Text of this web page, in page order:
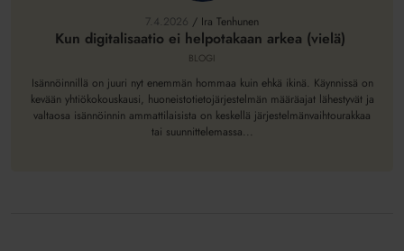
helpotakaan
(vielä)
7.4.2026 / Ira Tenhunen
Kun digitalisaatio ei helpotakaan arkea (vielä)
BLOGI
Isännöinnillä on juuri nyt enemmän hommaa kuin ehkä ikinä. Käynnissä on
kevään yhtiökokouskausi, huoneistotietojärjestelmän määräajat lähestyvät ja
valtaosa isännöinnin ammattilaisista on keskellä järjestelmänvaihtourakkaa
tai suunnittelemassa...